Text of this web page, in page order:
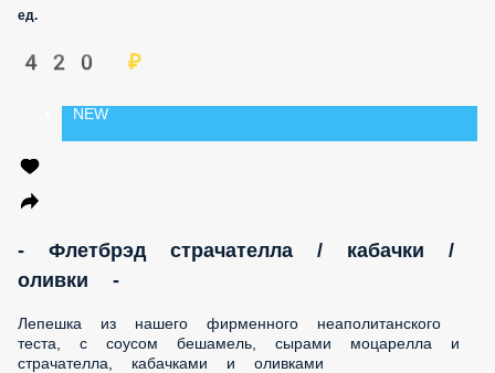
ед.
420 ₽
NEW
- Флетбрэд страчателла / кабачки /
оливки -
Лепешка из нашего фирменного неаполитанского теста, с
соусом бешамель, сырами моцарелла и страчателла,
кабачками и оливками